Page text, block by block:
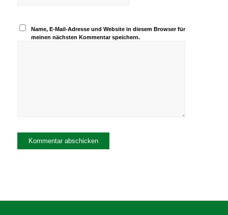
Name, E-Mail-Adresse und Website in diesem Browser für
meinen nächsten Kommentar speichern.